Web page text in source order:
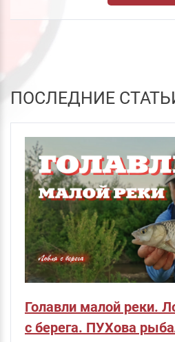
ПОСЛЕДНИЕ
Голавли малой реки.
с берега. ПУХова